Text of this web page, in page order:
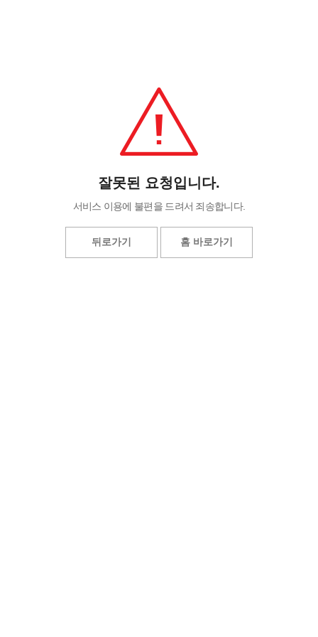
잘못된 요청입니다.
서비스 이용에 불편을 드려서 죄송합니다.
뒤로가기 홈 바로가기